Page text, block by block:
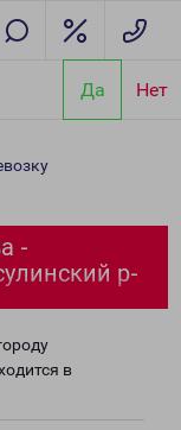
Да Нет
-
р-
в